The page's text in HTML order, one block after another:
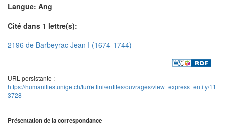
Langue: Ang
Cité dans 1 lettre(s):
2196 de Barbeyrac Jean I (1674-1744)
URL persistante :
https://humanities.unige.ch/turrettini/entites/ouvrages/view_express_entity/11
3728
Présentation de la correspondance